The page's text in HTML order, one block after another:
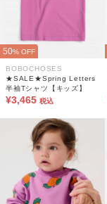
50% OFF
BOBOCHOSES
★SALE★Spring Letters
半袖Tシャツ【キッズ】
¥3,465 税込